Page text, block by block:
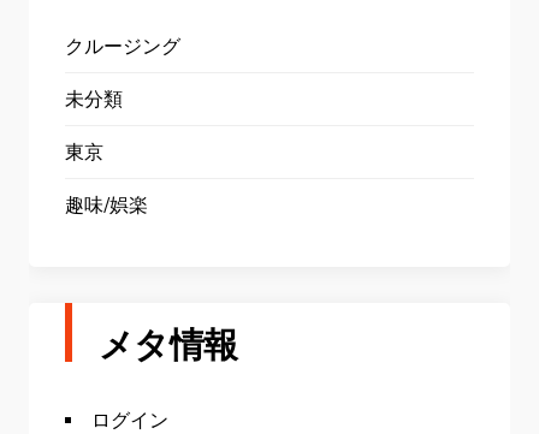
クルージング
未分類
東京
趣味/娯楽
メタ情報
ログイン